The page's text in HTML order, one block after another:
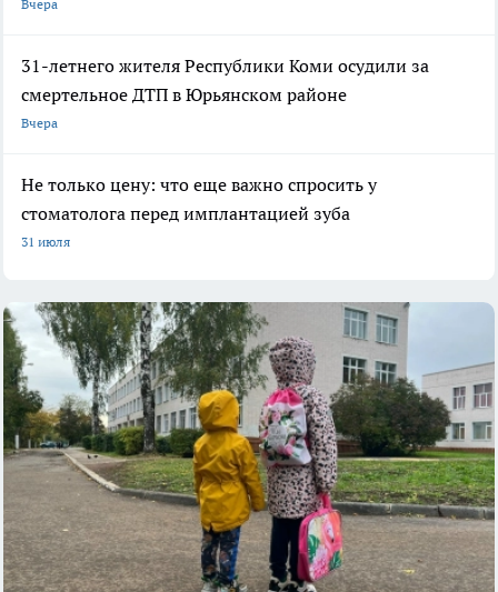
Вчера
31-летнего жителя Республики Коми осудили за
смертельное ДТП в Юрьянском районе
Вчера
Не только цену: что еще важно спросить у
стоматолога перед имплантацией зуба
31 июля